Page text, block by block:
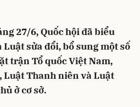
27/6, Quốc hội đã biểu
sửa đổi, bổ sung một số
trận Tổ quốc Việt Nam,
Luật Thanh niên và Luật
ở cơ sở.
Hủy Gửi